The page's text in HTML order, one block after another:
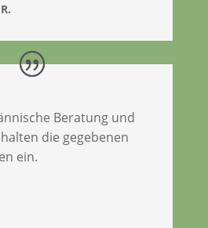
Beratung und
die gegebenen
ein.